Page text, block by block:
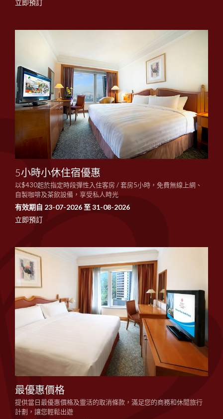
立即預訂
5小時小休住宿優惠
以$430起於指定時段彈性入住客房 / 套房5小時，免費無線上網、
自製咖啡及茶飲設備，享受私人時光
有效期自 23-07-2026 至 31-08-2026
立即預訂
最優惠價格
提供當日最優惠價格及靈活的取消條款，滿足您的商務和休閒旅行
計劃，讓您輕鬆出遊